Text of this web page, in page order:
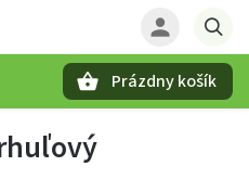
Prázdny košík